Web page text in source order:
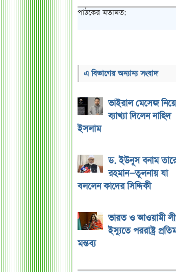
পাঠকের মতামত:
এ বিভাগের অন্যান্য সংবাদ
ভাইরাল মেসেজ নিয়ে
ব্যাখ্যা দিলেন নাহিদ
ইসলাম
ড. ইউনূস বনাম
রহমান—তুলনায় যা
বললেন কাদের সিদ্দিকী
ভারত ও আওয়ামী
ইস্যুতে পররাষ্ট্র
মন্তব্য